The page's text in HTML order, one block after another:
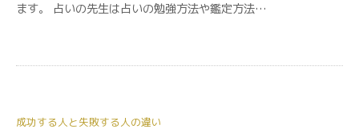
ます。 占いの先生は占いの勉強方法や鑑定方法…
成功する人と失敗する人の違い